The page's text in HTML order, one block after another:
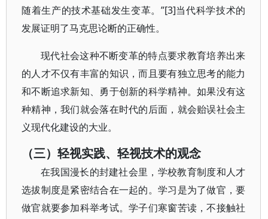
随着生产的技术基础发生变革。”[3]当代科学技术的
发展证明了马克思论断的正确性。
现代社会这种不断变革的特点要求教育培养出来
的人才不仅有丰富的知识，而且要有独立思考的能力
和不断追求新知、勇于创新的科学精神。如果没有这
种精神，我们就会落在时代的后面，就会贻误社会主
义现代化建设的大业。
（三）轻视实践、轻视技术的观念
在我国漫长的封建社会里，学校教育制度和人才
选拔制度是紧密结合在一起的。学习是为了做官，要
做官就要参加科举考试。学子们寒窗苦读，不接触社